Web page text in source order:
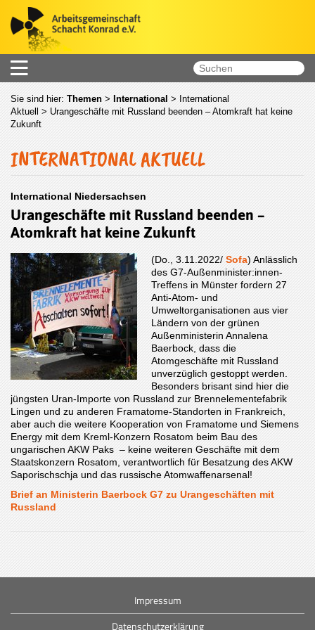
Sie sind hier: Themen > International > International
Aktuell
> Urangeschäfte mit Russland beenden – Atomkraft hat keine
Zukunft
INTERNATIONAL AKTUELL
International Niedersachsen
Urangeschäfte mit Russland beenden –
Atomkraft hat keine Zukunft
(Do., 3.11.2022/ Sofa) Anlässlich
des G7-Außenminister:innen-
Treffens in Münster fordern 27
Anti-Atom- und
Umweltorganisationen aus vier
Ländern von der grünen
Außenministerin Annalena
Baerbock, dass die
Atomgeschäfte mit Russland
unverzüglich gestoppt werden.
Besonders brisant sind hier die
jüngsten Uran-Importe von Russland zur Brennelementefabrik
Lingen und zu anderen Framatome-Standorten in Frankreich,
aber auch die weitere Kooperation von Framatome und Siemens
Energy mit dem Kreml-Konzern Rosatom beim Bau des
ungarischen AKW Paks – keine weiteren Geschäfte mit dem
Staatskonzern Rosatom, verantwortlich für Besatzung des AKW
Saporischschja und das russische Atomwaffenarsenal!
Brief an Ministerin Baerbock G7 zu Urangeschäften mit
Russland
Impressum
Datenschutzerklärung